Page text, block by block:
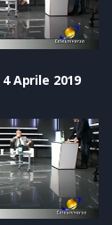
4 Aprile 2019